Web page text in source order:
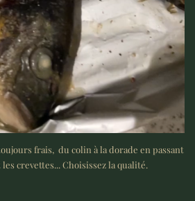
frais, du colin à la dorade en passant
crevettes... Choisissez la qualité.